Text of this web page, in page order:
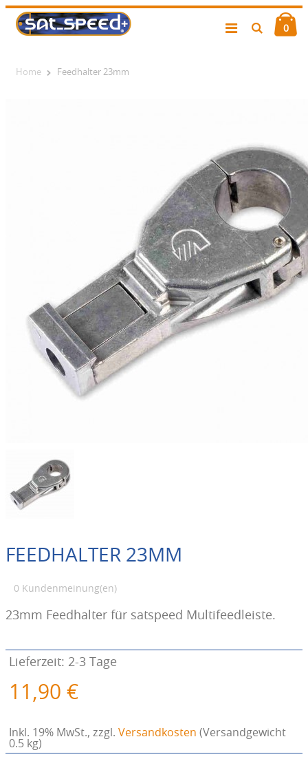
0
Home Feedhalter 23mm
FEEDHALTER 23MM
0 Kundenmeinung(en)
23mm Feedhalter für satspeed Multifeedleiste.
Lieferzeit: 2-3 Tage
11,90 €
Inkl. 19% MwSt., zzgl. Versandkosten (Versandgewicht
0.5 kg)